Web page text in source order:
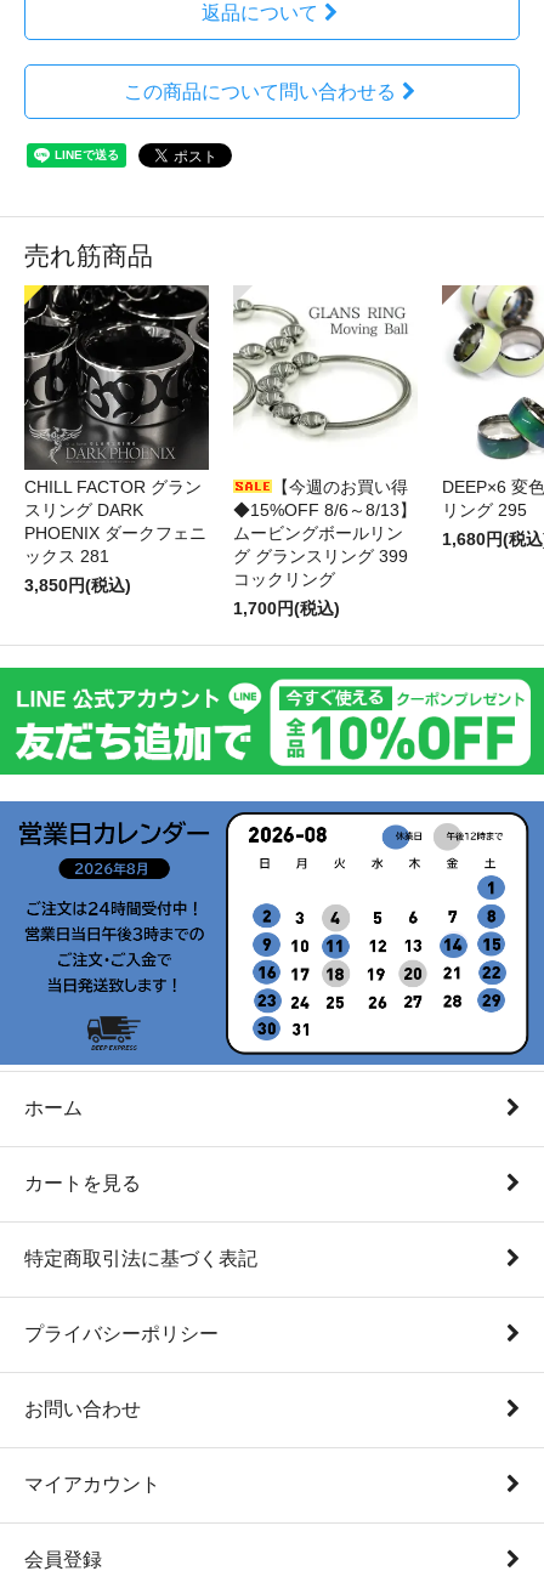
返品について
この商品について問い合わせる
売れ筋商品
CHILL FACTOR グラン
スリング DARK
PHOENIX ダークフェニ
ックス 281
3,850円(税込)
【今週のお買い得
◆15%OFF 8/6～8/13】
ムービングボールリン
グ グランスリング 399
コックリング
1,700円(税込)
DEEP×6 変
リング 295
1,680円(税
ホーム
カートを見る
特定商取引法に基づく表記
プライバシーポリシー
お問い合わせ
マイアカウント
会員登録